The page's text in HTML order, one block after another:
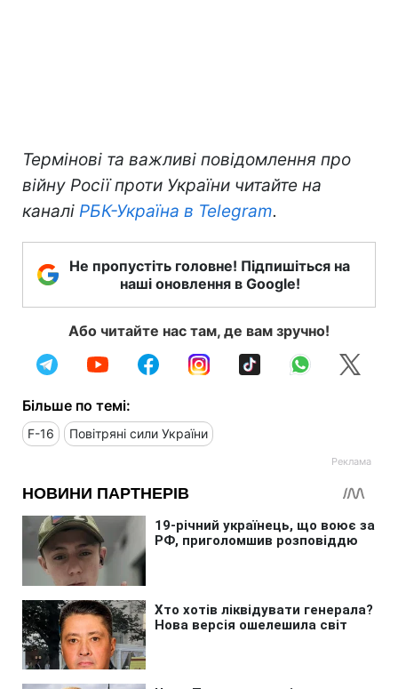
Термінові та важливі повідомлення про
війну Росії проти України читайте на
каналі РБК-Україна в Telegram.
Не пропустіть головне! Підпишіться на
наші оновлення в Google!
Або читайте нас там, де вам зручно!
Більше по темі:
F-16 Повітряні сили України